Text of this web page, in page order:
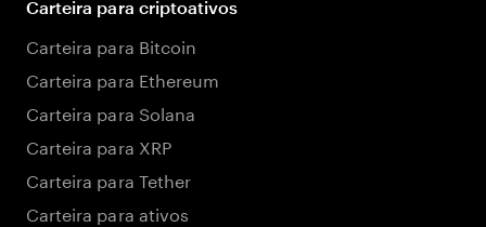
Carteira para criptoativos
Carteira para Bitcoin
Carteira para Ethereum
Carteira para Solana
Carteira para XRP
Carteira para Tether
Carteira para ativos